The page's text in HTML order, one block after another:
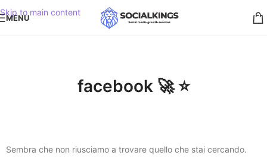
Skip to main content
MENU
facebook 🚀 ⭐️
Sembra che non riusciamo a trovare quello che stai cercando.